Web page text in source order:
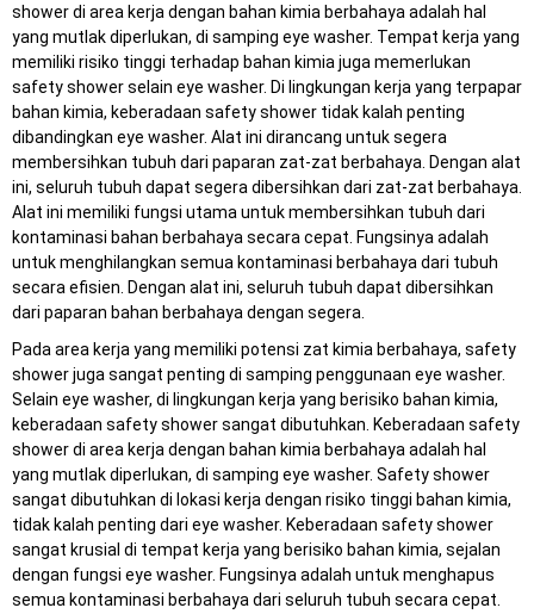
shower di area kerja dengan bahan kimia berbahaya adalah hal
yang mutlak diperlukan, di samping eye washer. Tempat kerja yang
memiliki risiko tinggi terhadap bahan kimia juga memerlukan
safety shower selain eye washer. Di lingkungan kerja yang terpapar
bahan kimia, keberadaan safety shower tidak kalah penting
dibandingkan eye washer. Alat ini dirancang untuk segera
membersihkan tubuh dari paparan zat-zat berbahaya. Dengan alat
ini, seluruh tubuh dapat segera dibersihkan dari zat-zat berbahaya.
Alat ini memiliki fungsi utama untuk membersihkan tubuh dari
kontaminasi bahan berbahaya secara cepat. Fungsinya adalah
untuk menghilangkan semua kontaminasi berbahaya dari tubuh
secara efisien. Dengan alat ini, seluruh tubuh dapat dibersihkan
dari paparan bahan berbahaya dengan segera.
Pada area kerja yang memiliki potensi zat kimia berbahaya, safety
shower juga sangat penting di samping penggunaan eye washer.
Selain eye washer, di lingkungan kerja yang berisiko bahan kimia,
keberadaan safety shower sangat dibutuhkan. Keberadaan safety
shower di area kerja dengan bahan kimia berbahaya adalah hal
yang mutlak diperlukan, di samping eye washer. Safety shower
sangat dibutuhkan di lokasi kerja dengan risiko tinggi bahan kimia,
tidak kalah penting dari eye washer. Keberadaan safety shower
sangat krusial di tempat kerja yang berisiko bahan kimia, sejalan
dengan fungsi eye washer. Fungsinya adalah untuk menghapus
semua kontaminasi berbahaya dari seluruh tubuh secara cepat.